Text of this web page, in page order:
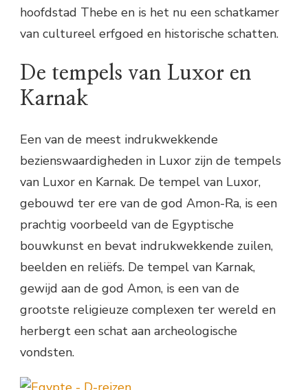
hoofdstad Thebe en is het nu een schatkamer
van cultureel erfgoed en historische schatten.
De tempels van Luxor en
Karnak
Een van de meest indrukwekkende
bezienswaardigheden in Luxor zijn de tempels
van Luxor en Karnak. De tempel van Luxor,
gebouwd ter ere van de god Amon-Ra, is een
prachtig voorbeeld van de Egyptische
bouwkunst en bevat indrukwekkende zuilen,
beelden en reliëfs. De tempel van Karnak,
gewijd aan de god Amon, is een van de
grootste religieuze complexen ter wereld en
herbergt een schat aan archeologische
vondsten.